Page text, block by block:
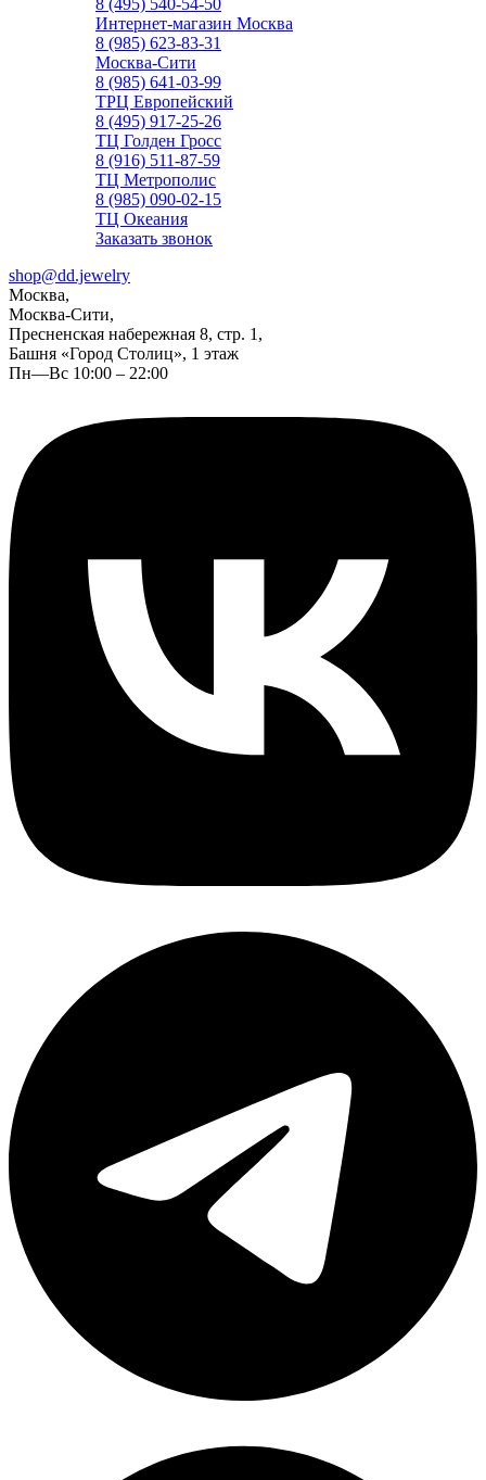
8 (495) 540-54-50
Интернет-магазин Москва
8 (985) 623-83-31
Москва-Сити
8 (985) 641-03-99
ТРЦ Европейский
8 (495) 917-25-26
ТЦ Голден Гросс
8 (916) 511-87-59
ТЦ Метрополис
8 (985) 090-02-15
ТЦ Океания
Заказать звонок
shop@dd.jewelry
Москва,
Москва-Сити,
Пресненская набережная 8, стр. 1,
Башня «Город Столиц», 1 этаж
Пн—Вс 10:00 – 22:00